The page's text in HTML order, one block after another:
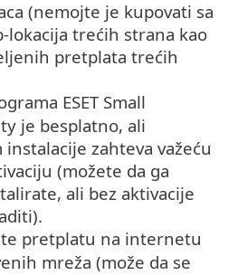
(nemojte je kupovati sa
lokacija trećih strana kao
pretplata trećih
ESET Small
je besplatno, ali
zahteva važeću
(možete da ga
ali bez aktivacije
pretplatu na internetu
mreža (može da se